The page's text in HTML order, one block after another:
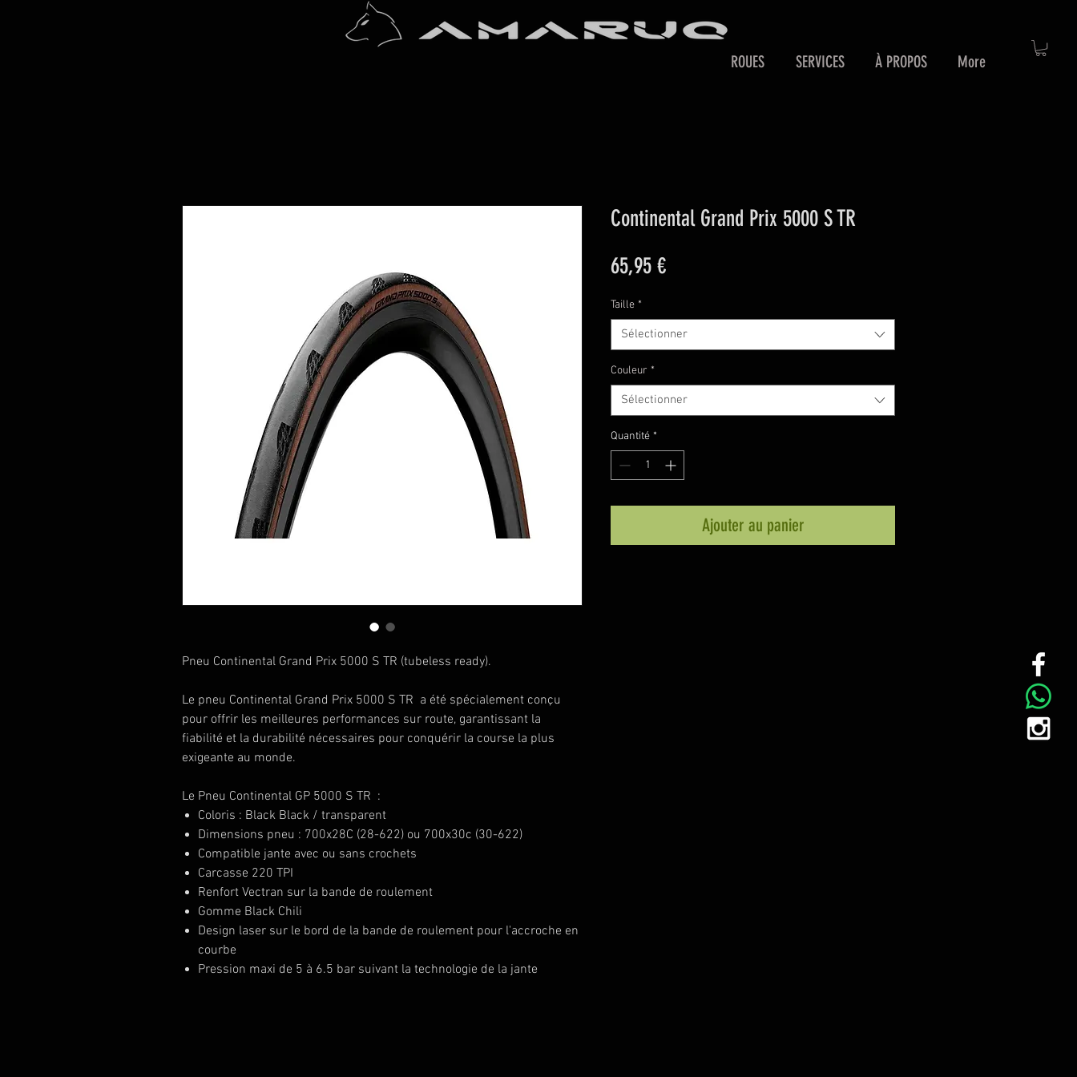
ROUES SERVICES À PROPOS More
Pneu Continental Grand Prix 5000 S TR (tubeless ready).
Le pneu Continental Grand Prix 5000 S TR a été spécialement conçu
pour offrir les meilleures performances sur route, garantissant la
fiabilité et la durabilité nécessaires pour conquérir la course la plus
exigeante au monde.
Le Pneu Continental GP 5000 S TR :
Coloris : Black Black / transparent
Dimensions pneu : 700x28C (28-622) ou 700x30c (30-622)
Compatible jante avec ou sans crochets
Carcasse 220 TPI
Renfort Vectran sur la bande de roulement
Gomme Black Chili
Design laser sur le bord de la bande de roulement pour l'accroche en
courbe
Pression maxi de 5 à 6.5 bar suivant la technologie de la jante
Continental Grand Prix 5000 S TR
65,95 €Prix
Taille *
Sélectionner
Couleur *
Sélectionner
Quantité *
Ajouter au panier